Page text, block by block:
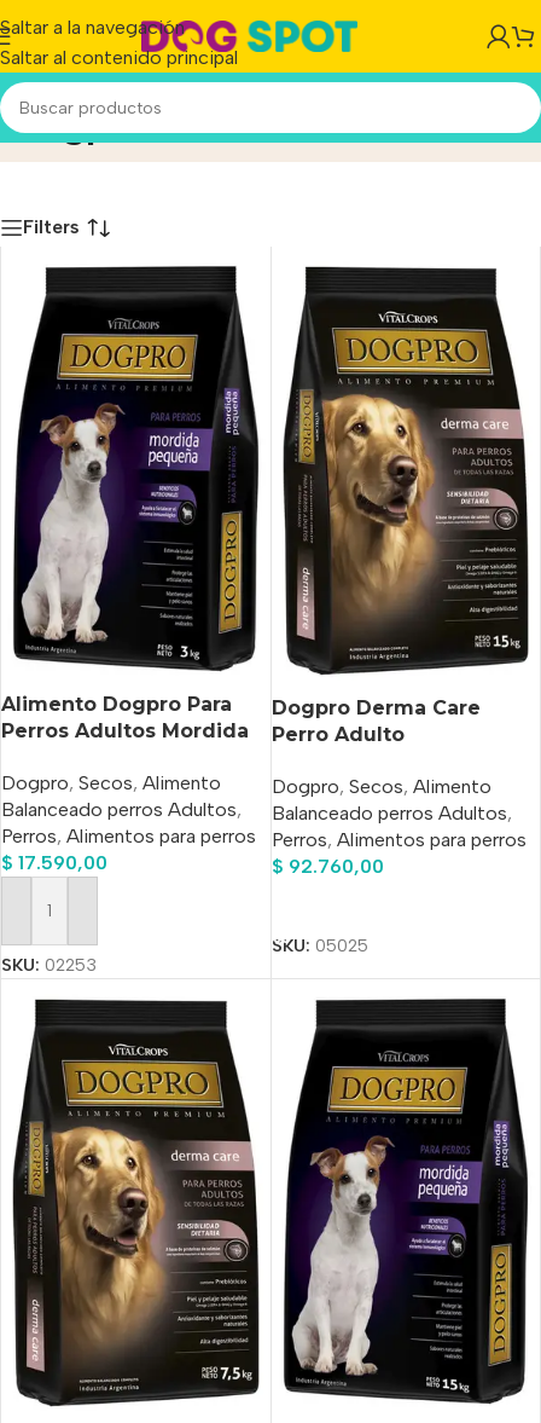
Saltar a la navegación
Saltar al contenido principal
DogproInicio/Producto
Filters
Alimento Dogpro Para
Perros Adultos Mordida
Dogpro, Secos, Alimento
Balanceado perros Adultos,
Perros, Alimentos para perros
$ 17.590,00
Añadir Al Carrito
SKU: 02253
Dogpro Derma Care
Perro Adulto
20kg
Dogpro, Secos, Alimento
Balanceado perros Adultos,
Perros, Alimentos para perros
$ 92.760,00
SKU: 05025